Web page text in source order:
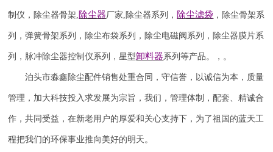
制仪 ， 除尘器骨架,除尘器厂家, 除尘器系列， 除尘滤袋 ，除尘骨架系
列，弹簧骨架系列，除尘布袋系列，除尘电磁阀系列，除尘器膜片系
列，脉冲除尘器控制仪系列，星型卸料器系列等产品。，。
泊头市淼鑫除尘配件销售处重合同，守信誉，以诚信为本，质量
管理，加大科技投入求发展为宗旨，我们，管理体制，配套、精诚合
作，共同受益，在新老用户的厚爱和关心支持下，为了祖国的蓝天工
程把我们的环保事业推向美好的明天。